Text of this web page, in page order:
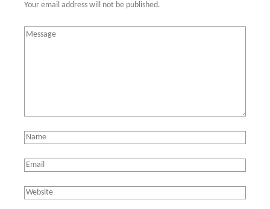
Your email address will not be published.